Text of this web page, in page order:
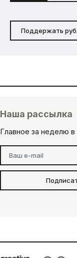
Поддержать
Наша рассылка
Главное за неделю в